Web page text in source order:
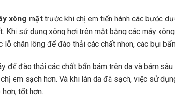
xông mặt trước khi chị em tiến hành các bước
Khi sử dụng xông hơi trên mặt bằng các máy
lỗ chân lông để đào thải các chất nhờn, các bụi
để đào thải các chất bẩn bám trên da và bám
em sạch hơn. Và khi làn da đã sạch, việc sử
tốt hơn.